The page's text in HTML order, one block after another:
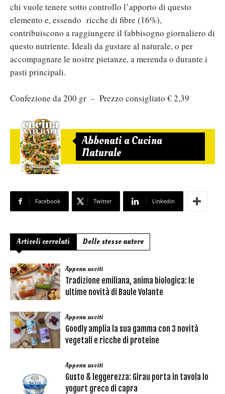
chi vuole tenere sotto controllo l’apporto di questo
elemento e, essendo ricche di fibre (16%),
contribuiscono a raggiungere il fabbisogno giornaliero di
questo nutriente. Ideali da gustare al naturale, o per
accompagnare le nostre pietanze, a merenda o durante i
pasti principali.
Confezione da 200 gr - Prezzo consigliato € 2,39
Abbonati a Cucina
Naturale
Facebook Twitter Linkedin
Articoli correlati Dello stesso autore
Appena usciti
Tradizione emiliana, anima biologica: le
ultime novità di Baule Volante
Appena usciti
Goodly amplia la sua gamma con 3 novità
vegetali e ricche di proteine
Appena usciti
Gusto & leggerezza: Girau porta in tavola lo
yogurt greco di capra